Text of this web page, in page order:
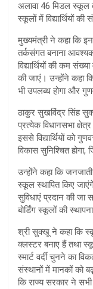
अलावा 46 मिडल स्कूल
स्कूलों में विद्यार्थियों
मुख्यमंत्री ने कहा कि
तर्कसंगत बनाना आवश्यक
विद्यार्थियों की कम
की जाएं। उन्होंने कहा
भी उपलब्ध होगा और
ठाकुर सुखविंद्र सिंह
प्रत्येक विधानसभा
इससे विद्यार्थियों को
विकास सुनिश्चित
उन्होंने कहा कि
स्कूल स्थापित किए जाएंगे,
सुविधाएं प्रदान की जा
बोर्डिंग स्कूलों की
श्री सुक्खू ने कहा कि
क्लस्टर बनाए हैं तथा
स्मार्ट वर्दी चुनने का
संस्थानों में मानकों को
कि राज्य सरकार ने